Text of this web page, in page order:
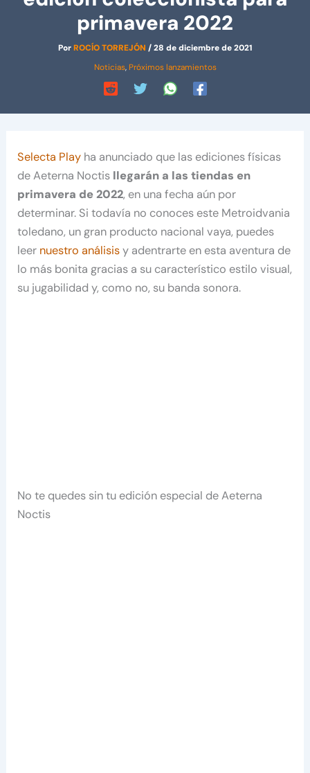
primavera 2022
PorROCÍO TORREJÓN /28 de diciembre de 2021
Noticias, Próximos lanzamientos
Selecta Play ha anunciado que las ediciones físicas
de Aeterna Noctis llegarán a las tiendas en
primavera de 2022, en una fecha aún por
determinar. Si todavía no conoces este Metroidvania
toledano, un gran producto nacional vaya, puedes
leer nuestro análisisy adentrarte en esta aventura de
lo más bonita gracias a su característico estilo visual,
su jugabilidad y, como no, su banda sonora.
No te quedes sin tu edición especial de Aeterna
Noctis